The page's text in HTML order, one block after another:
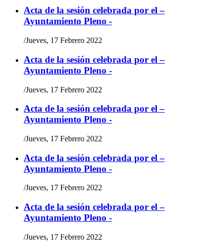
Acta de la sesión celebrada por el –
Ayuntamiento Pleno -
/Jueves, 17 Febrero 2022
Acta de la sesión celebrada por el –
Ayuntamiento Pleno -
/Jueves, 17 Febrero 2022
Acta de la sesión celebrada por el –
Ayuntamiento Pleno -
/Jueves, 17 Febrero 2022
Acta de la sesión celebrada por el –
Ayuntamiento Pleno -
/Jueves, 17 Febrero 2022
Acta de la sesión celebrada por el –
Ayuntamiento Pleno -
/Jueves, 17 Febrero 2022